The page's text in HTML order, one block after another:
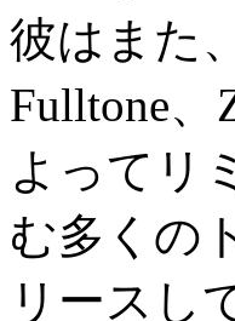
彼はまた
Fulltone、
よってリ
む多くの
リースし